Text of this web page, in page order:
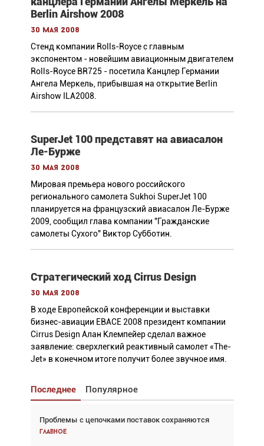
Berlin Airshow 2008
30 мая 2008
Стенд компании Rolls-Royce с главным
экспонентом - новейшим авиационным двигателем
Rolls-Royce BR725 - посетила Канцлер Германии
Ангела Меркель, прибывшая на открытие Berlin
Airshow ILA2008.
SuperJet 100 представят на авиасалон
Ле-Бурже
30 мая 2008
Мировая премьера нового российского
регионального самолета Sukhoi SuperJet 100
планируется на французский авиасалон Ле-Бурже
2009, сообщил глава компании "Гражданские
самолеты Сухого" Виктор Субботин.
Стратегический ход Cirrus Design
30 мая 2008
В ходе Европейской конференции и выставки
бизнес-авиации EBACE 2008 президент компании
Cirrus Design Алан Клемпейер сделал важное
заявление: сверхлегкий реактивный самолет «The-
Jet» в конечном итоге получит более звучное имя.
Последнее Популярное
Проблемы с цепочками поставок сохраняются
Главное
Взгляд с высоты: тандем вертолётов и БПЛА в
спасательных операциях